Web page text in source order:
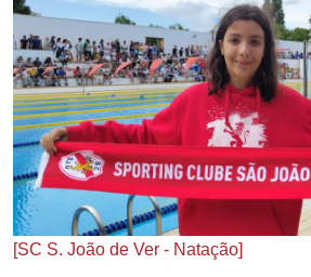
[SC S. João de Ver - Natação]